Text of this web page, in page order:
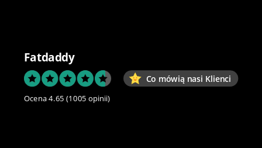
Fatdaddy
Co mówią nasi Klienci
Ocena 4.65 (1005 opinii)